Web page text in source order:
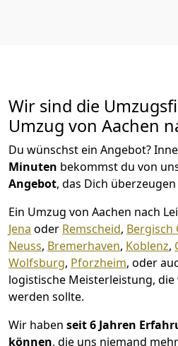
Wir sind die
Umzug von Aachen
Du wünschst ein Angebot?
Minuten bekommst du von
Angebot, das Dich
Ein Umzug von Aachen nach
Jena oder Remscheid, Bergisch
Neuss, Bremer­haven, Koblenz,
Wolfsburg, Pforzheim, oder
logistische Meisterleistung,
werden sollte.
Wir haben seit6 Jahren
können, die uns niemand